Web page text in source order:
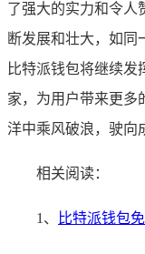
了强大的实力和令人
断发展和壮大，如同
比特派钱包将继续发
家，为用户带来更多
洋中乘风破浪，驶向
相关阅读：
1、 比特派钱包